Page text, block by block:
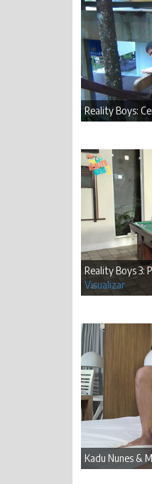
Reality Boys:
Reality Boys 3:
Visualizar
Kadu Nunes &